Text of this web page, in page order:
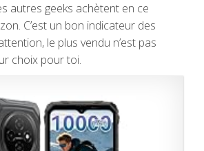
autres geeks achètent en ce
C’est un bon indicateur des
le plus vendu n’est pas
choix pour toi.